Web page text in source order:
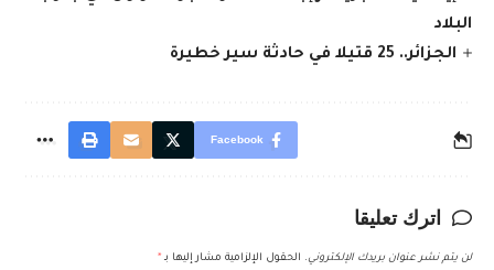
البلاد
الجزائر.. 25 قتيلا في حادثة سير خطيرة
Facebook
اترك تعليقا
لن يتم نشر عنوان بريدك الإلكتروني. الحقول الإلزامية مشار إليها بـ *